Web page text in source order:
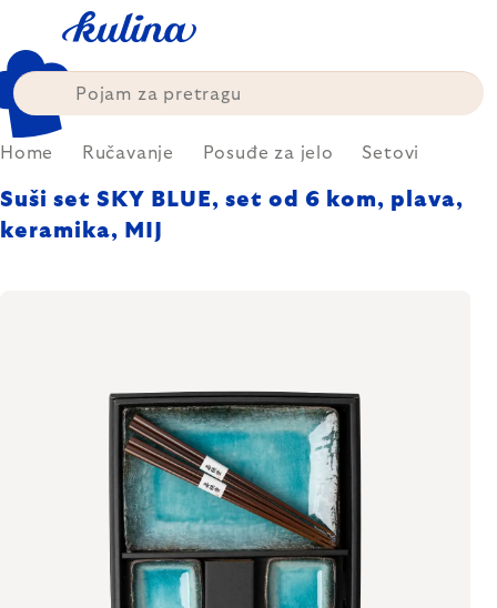
content
Home Ručavanje Posuđe za jelo Setovi
Suši set SKY BLUE, set od 6 kom, plava,
keramika, MIJ